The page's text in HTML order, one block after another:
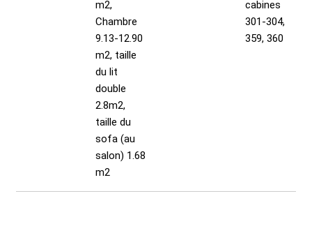
m2,
Chambre
9.13-12.90
m2, taille
du lit
double
2.8m2,
taille du
sofa (au
salon) 1.68
m2
cabines
301-304,
359, 360